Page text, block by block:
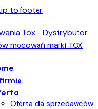
to footer
Oferta dla sprzedawców